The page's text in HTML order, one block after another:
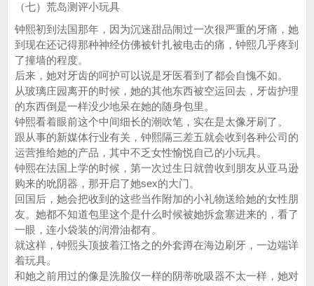
（七）荒岛测评小玩具
钟熙初到法国那年，因为沉迷甜品闹过一次很严重的牙痛，她
到现在还记得那种神经仿佛被针扎被电击的痛，钟熙几乎疼到
了撞墙的程度。
后来，她对牙齿的呵护可以说是牙医看到了都会自愧不如。
从玻璃庄园离开的时候，她的其他东西被空运回去，牙齿护理
的东西倒是一样没少地呆在她的随身包里。
钟熙看着眼前这个中间细长的潮吹笔，实在是太像牙刷了。
跟从事的新媒体行业有关，钟熙隔三差五就会收到各种公司的
运营推给她的产品，其中不乏女性愉悦自己的小玩具。
钟熙在法国上学的时候，第一次过生日就曾收到朋友从亚马逊
购来的吮阴器，那开启了她sex的大门。
回国后，她会把收到的这些当作附加的小礼物送给她的女性朋
友。她都不知道包里这个是什么时候被她拆盒塞进来的，看了
一眼，连小袋装的润滑油都有。
就这样，钟熙头顶披着江恪之的外套蹲在海边刷牙，一边端详
着玩具。
和她之前用过的像是洗脸仪一样的阴蒂吮吸器不太一样，她对